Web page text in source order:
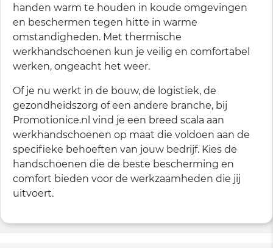
handen warm te houden in koude omgevingen
en beschermen tegen hitte in warme
omstandigheden. Met thermische
werkhandschoenen kun je veilig en comfortabel
werken, ongeacht het weer.
Of je nu werkt in de bouw, de logistiek, de
gezondheidszorg of een andere branche, bij
Promotionice.nl vind je een breed scala aan
werkhandschoenen op maat die voldoen aan de
specifieke behoeften van jouw bedrijf. Kies de
handschoenen die de beste bescherming en
comfort bieden voor de werkzaamheden die jij
uitvoert.